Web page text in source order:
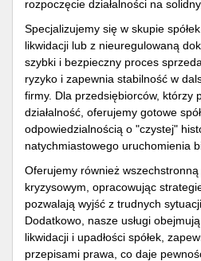
rozpoczęcie działalności na
Specjalizujemy się w skupie
likwidacji lub z nieuregulowaną
szybki i bezpieczny proces
ryzyko i zapewnia stabilność w
firmy. Dla przedsiębiorców, którzy
działalność, oferujemy gotowe
odpowiedzialnością o "czystej"
natychmiastowego uruchomienia
Oferujemy również
kryzysowym, opracowując
pozwalają wyjść z trudnych
Dodatkowo, nasze usługi
likwidacji i upadłości spółek,
przepisami prawa, co daje